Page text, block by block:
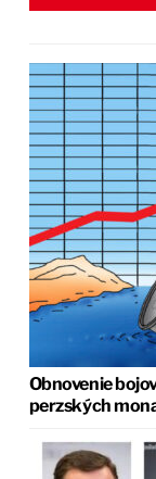
Obnovenie
perzských